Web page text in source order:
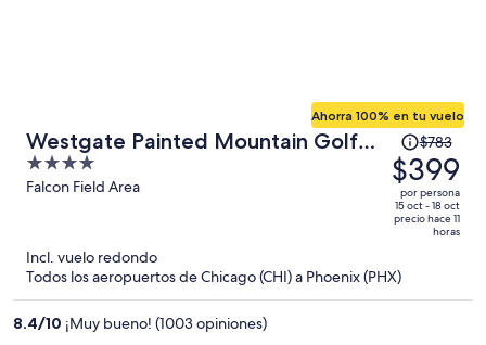
Westgate Painted Mountain Golf
Resort
4
out
Falcon Field Area
Ahorra 100% en tu vuelo
El
precio
era
de
$783
ahora
es
$783
$399
por persona
15 oct - 18 oct
precio hace 11
horas
Incl. vuelo redondo
Todos los aeropuertos de Chicago (CHI) a Phoenix (PHX)
8.4/10 ¡Muy bueno! (1003 opiniones)